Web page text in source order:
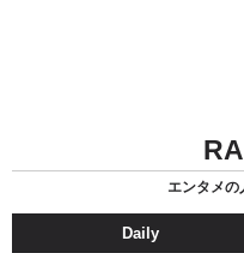
エンタメの
Daily